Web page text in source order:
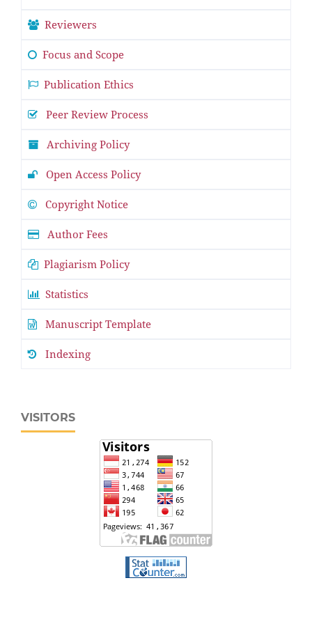
Reviewers
Focus and Scope
Publication Ethics
Peer Review Process
Archiving Policy
Open Access Policy
Copyright Notice
Author Fees
Plagiarism Policy
Statistics
Manuscript Template
Indexing
VISITORS